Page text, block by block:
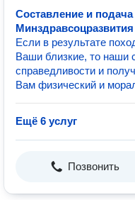
Составление и
Минздравсоцразвития
Если в результате
Ваши близкие, то наши
справедливости и
Вам физический и
Ещё 6 услуг
Позвонить